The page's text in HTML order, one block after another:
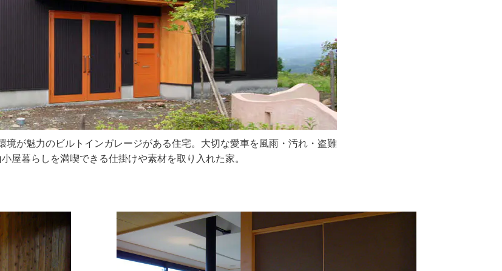
境が魅力のビルトインガレージがある住宅。大切な愛車を風雨・汚れ・盗難
屋暮らしを満喫できる仕掛けや素材を取り入れた家。